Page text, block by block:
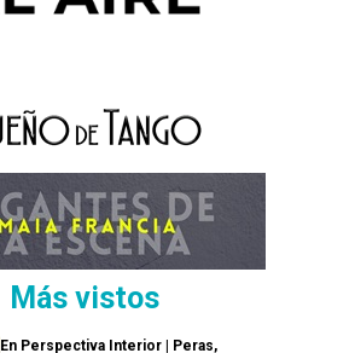
Más vistos
En Perspectiva Interior | Peras,